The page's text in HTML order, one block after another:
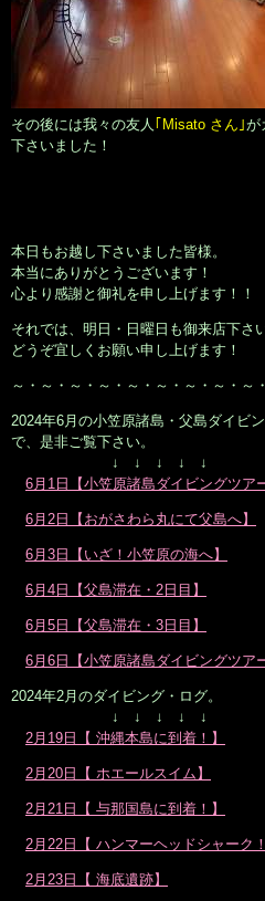
その後には我々の友人 ｢Misato さん｣が
下さいました！
本日もお越し下さいました皆様。
本当にありがとうございます！
心より感謝と御礼を申し上げます！！
それでは、明日・日曜日も御来店下さ
どうぞ宜しくお願い申し上げます！
～・～・～・～・～・～・～・～・～
2024年6月の小笠原諸島・父島ダイビ
で、是非ご覧下さい。
↓ ↓ ↓ ↓ ↓
6月1日【小笠原諸島ダイビングツア
6月2日【おがさわら丸にて父島へ】
6月3日【いざ！小笠原の海へ】
6月4日【父島滞在・2日目】
6月5日【父島滞在・3日目】
6月6日【小笠原諸島ダイビングツア
2024年2月のダイビング・ログ。
↓ ↓ ↓ ↓ ↓
2月19日【 沖縄本島に到着！】
2月20日【 ホエールスイム】
2月21日【 与那国島に到着！】
2月22日【 ハンマーヘッドシャーク！
2月23日【 海底遺跡】